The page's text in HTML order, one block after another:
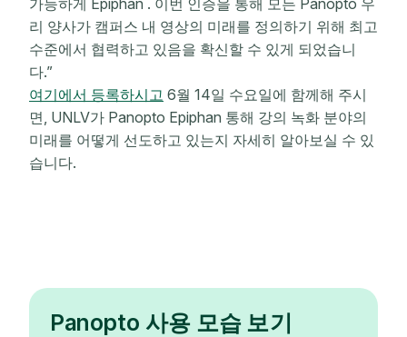
가능하게 Epiphan . 이번 인증을 통해 모든 Panopto 우
리 양사가 캠퍼스 내 영상의 미래를 정의하기 위해 최고
수준에서 협력하고 있음을 확신할 수 있게 되었습니
다.”
여기에서 등록하시고 6월 14일 수요일에 함께해 주시
면, UNLV가 Panopto Epiphan 통해 강의 녹화 분야의
미래를 어떻게 선도하고 있는지 자세히 알아보실 수 있
습니다.
Panopto 사용 모습 보기